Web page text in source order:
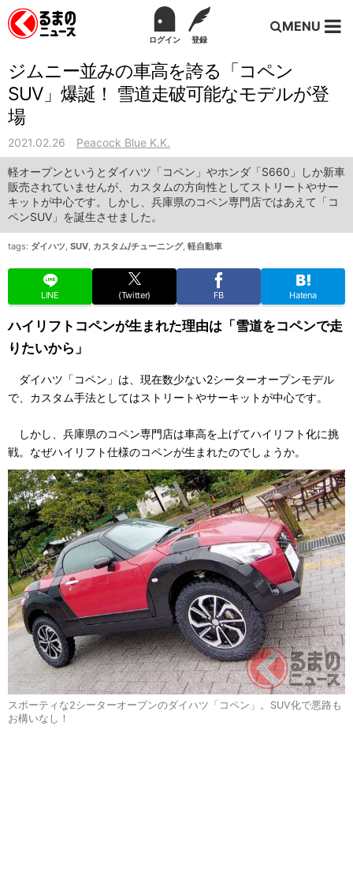
ログイン 登録
MENU
ジムニー並みの車高を誇る「コペン
SUV」爆誕！ 雪道走破可能なモデルが登
場
2021.02.26 Peacock Blue K.K.
軽オープンというとダイハツ「コペン」やホンダ「S660」しか新車
販売されていませんが、カスタムの方向性としてストリートやサー
キットが中心です。しかし、兵庫県のコペン専門店ではあえて「コ
ペンSUV」を誕生させました。
tags: ダイハツ, SUV, カスタム/チューニング, 軽自動車
LINE (Twitter) FB Hatena
ハイリフトコペンが生まれた理由は「雪道をコペンで走
りたいから」
ダイハツ「コペン」は、現在数少ない2シーターオープンモデル
で、カスタム手法としてはストリートやサーキットが中心です。
しかし、兵庫県のコペン専門店は車高を上げてハイリフト化に挑
戦。なぜハイリフト仕様のコペンが生まれたのでしょうか。
スポーティな2シーターオープンのダイハツ「コペン」。SUV化で悪路も
お構いなし！